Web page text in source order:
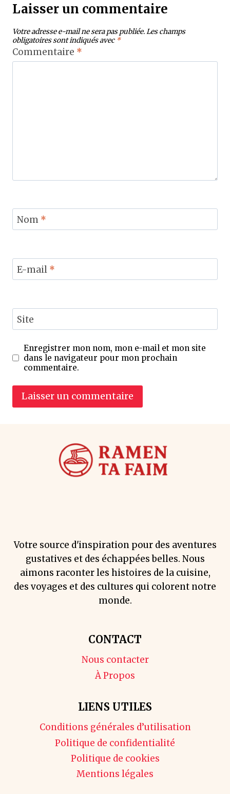
Laisser un commentaire
Votre adresse e-mail ne sera pas publiée.Les champs
obligatoires sont indiqués avec *
Commentaire *
Nom *
E-mail *
Site
Enregistrer mon nom, mon e-mail et mon site
dans le navigateur pour mon prochain
commentaire.
Votre source d'inspiration pour des aventures
gustatives et des échappées belles. Nous
aimons raconter les histoires de la cuisine,
des voyages et des cultures qui colorent notre
monde.
CONTACT
Nous contacter
À Propos
LIENS UTILES
Conditions générales d’utilisation
Politique de confidentialité
Politique de cookies
Mentions légales